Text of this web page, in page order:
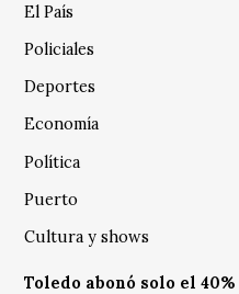
El País
Policiales
Deportes
Economía
Política
Puerto
Cultura y shows
Toledo abonó solo el